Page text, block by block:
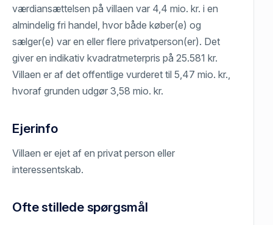
værdiansættelsen på villaen var 4,4 mio. kr. i en
almindelig fri handel, hvor både køber(e) og
sælger(e) var en eller flere privatperson(er). Det
giver en indikativ kvadratmeterpris på 25.581 kr.
Villaen er af det offentlige vurderet til 5,47 mio. kr.,
hvoraf grunden udgør 3,58 mio. kr.
Ejerinfo
Villaen er ejet af en privat person eller
interessentskab.
Ofte stillede spørgsmål